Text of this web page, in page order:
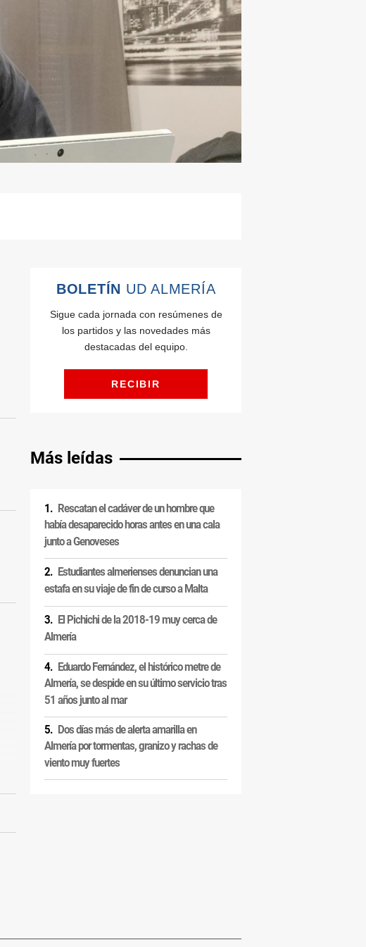
Más leídas
Rescatan el cadáver de un hombre que
había desaparecido horas antes en una cala
junto a Genoveses
Estudiantes almerienses denuncian una
estafa en su viaje de fin de curso a Malta
El Pichichi de la 2018-19 muy cerca de
Almería
Eduardo Fernández, el histórico metre de
Almería, se despide en su último servicio tras
51 años junto al mar
Dos días más de alerta amarilla en
Almería por tormentas, granizo y rachas de
viento muy fuertes